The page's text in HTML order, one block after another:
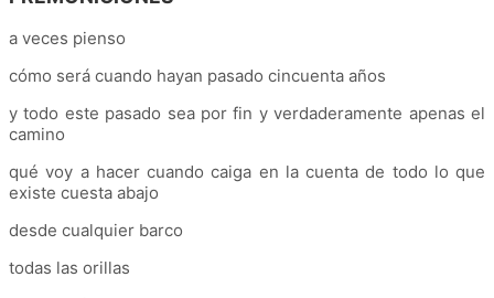
a veces pienso
cómo será cuando hayan pasado cincuenta años
y todo este pasado sea por fin y verdaderamente apenas el
camino
qué voy a hacer cuando caiga en la cuenta de todo lo que
existe cuesta abajo
desde cualquier barco
todas las orillas